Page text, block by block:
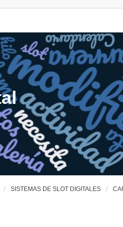
SISTEMAS DE SLOT DIGITALES